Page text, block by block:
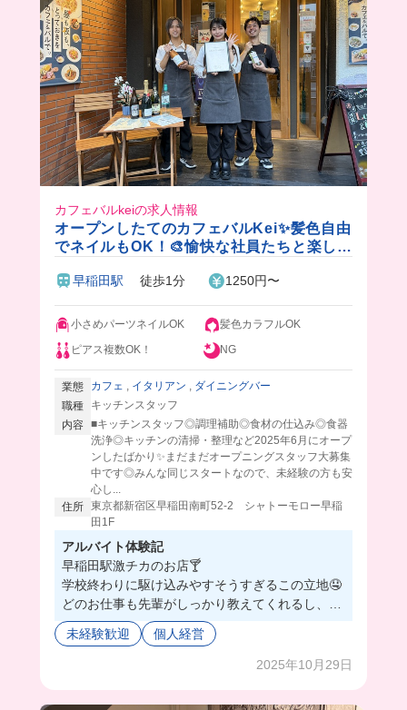
カフェバルkeiの求人情報
オープンしたてのカフェバルKei✨髪色自由
でネイルもOK！🎨愉快な社員たちと楽しく
きです！
早稲田駅 徒歩1分 1250円〜
小さめパーツネイルOK
髪色カラフルOK
ピアス複数OK！
NG
業態 カフェ , イタリアン , ダイニングバー
職種
キッチンスタッフ
内容 ■キッチンスタッフ◎調理補助◎食材の仕込み◎食器
洗浄◎キッチンの清掃・整理など2025年6月にオープ
ンしたばかり✨まだまだオープニングスタッフ大募集
中です◎みんな同じスタートなので、未経験の方も安
心し...
住所 東京都新宿区早稲田南町52-2 シャトーモロー早稲
田1F
アルバイト体験記
早稲田駅激チカのお店🍸
学校終わりに駆け込みやすそうすぎるこの立地🤤
どのお仕事も先輩がしっかり教えてくれるし、わ
からないことを聞きやすい環境だからめちゃ過ご
しやすい😽💞
髪色も完全自由で最高なのに、まかないも本当に
未経験歓迎 個人経営
2025年10月29日